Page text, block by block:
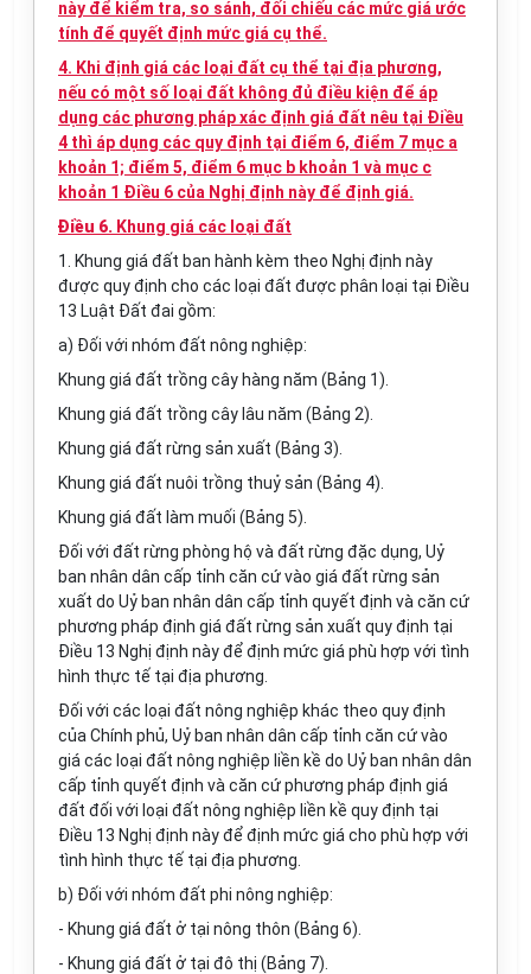
này để kiểm tra, so sánh, đối chiếu các mức giá ước
tính để quyết định mức giá cụ thể.
4. Khi định giá các loại đất cụ thể tại địa phương,
nếu có một số loại đất không đủ điều kiện để áp
dụng các phương pháp xác định giá đất nêu tại Điều
4 thì áp dụng các quy định tại điểm 6, điểm 7 mục a
khoản 1; điểm 5, điểm 6 mục b khoản 1 và mục c
khoản 1 Điều 6 của Nghị định này để định giá.
Điều 6. Khung giá các loại đất
1. Khung giá đất ban hành kèm theo Nghị định này
được quy định cho các loại đất được phân loại tại Điều
13 Luật Đất đai gồm:
a) Đối với nhóm đất nông nghiệp:
Khung giá đất trồng cây hàng năm (Bảng 1).
Khung giá đất trồng cây lâu năm (Bảng 2).
Khung giá đất rừng sản xuất (Bảng 3).
Khung giá đất nuôi trồng thuỷ sản (Bảng 4).
Khung giá đất làm muối (Bảng 5).
Đối với đất rừng phòng hộ và đất rừng đặc dụng, Uỷ
ban nhân dân cấp tỉnh căn cứ vào giá đất rừng sản
xuất do Uỷ ban nhân dân cấp tỉnh quyết định và căn cứ
phương pháp định giá đất rừng sản xuất quy định tại
Điều 13 Nghị định này để định mức giá phù hợp với tình
hình thực tế tại địa phương.
Đối với các loại đất nông nghiệp khác theo quy định
của Chính phủ, Uỷ ban nhân dân cấp tỉnh căn cứ vào
giá các loại đất nông nghiệp liền kề do Uỷ ban nhân dân
cấp tỉnh quyết định và căn cứ phương pháp định giá
đất đối với loại đất nông nghiệp liền kề quy định tại
Điều 13 Nghị định này để định mức giá cho phù hợp với
tình hình thực tế tại địa phương.
b) Đối với nhóm đất phi nông nghiệp:
- Khung giá đất ở tại nông thôn (Bảng 6).
- Khung giá đất ở tại đô thị (Bảng 7).